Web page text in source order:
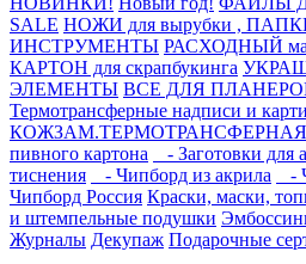
SALE НОЖИ для вырубки , ПАПКИ
ИНСТРУМЕНТЫ РАСХОДНЫЙ
КАРТОН для скрапбукинга
ЭЛЕМЕНТЫ ВСЕ ДЛЯ
Термотрансферные надписи и
пивного картона
- Заготовки для
тиснения
- Чипборд из акрила -
Чипборд Россия Краски, маски,
и штемпельные подушки
Журналы Декупаж Подарочные